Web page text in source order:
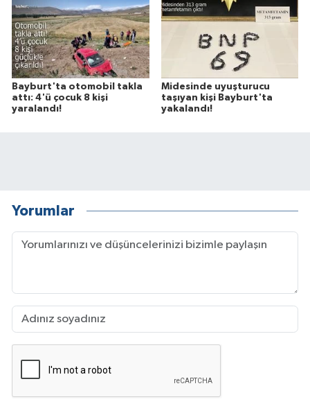
Bayburt'ta otomobil takla
attı: 4'ü çocuk 8 kişi
yaralandı!
Midesinde uyuşturucu
taşıyan kişi Bayburt'ta
yakalandı!
Yorumlar